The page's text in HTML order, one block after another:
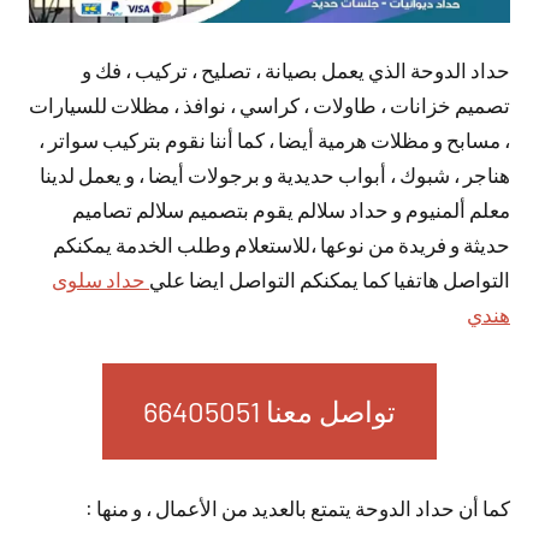
حداد الدوحة الذي يعمل بصيانة ، تصليح ، تركيب ، فك و
تصميم خزانات ، طاولات ، كراسي ، نوافذ ، مظلات للسيارات
، مسابح و مظلات هرمية أيضا ، كما أننا نقوم بتركيب سواتر ،
هناجر ، شبوك ، أبواب حديدية و برجولات أيضا ، و يعمل لدينا
معلم ألمنيوم و حداد سلالم يقوم بتصميم سلالم تصاميم
حديثة و فريدة من نوعها ،للاستعلام وطلب الخدمة يمكنكم
التواصل هاتفيا كما يمكنكم التواصل ايضا علي حداد سلوى
هندي
تواصل معنا 66405051
كما أن حداد الدوحة يتمتع بالعديد من الأعمال ، و منها :